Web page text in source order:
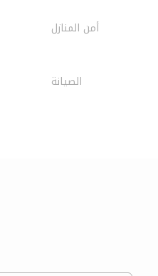
أمن المنازل
الصيانة